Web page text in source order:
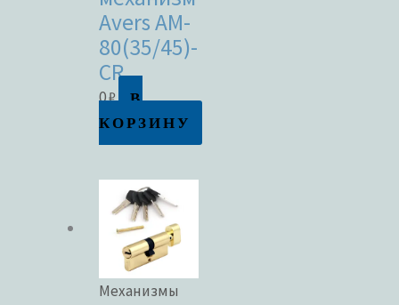
Avers AM-
80(35/45)-
CR
0₽
В
КОРЗИНУ
Механизмы